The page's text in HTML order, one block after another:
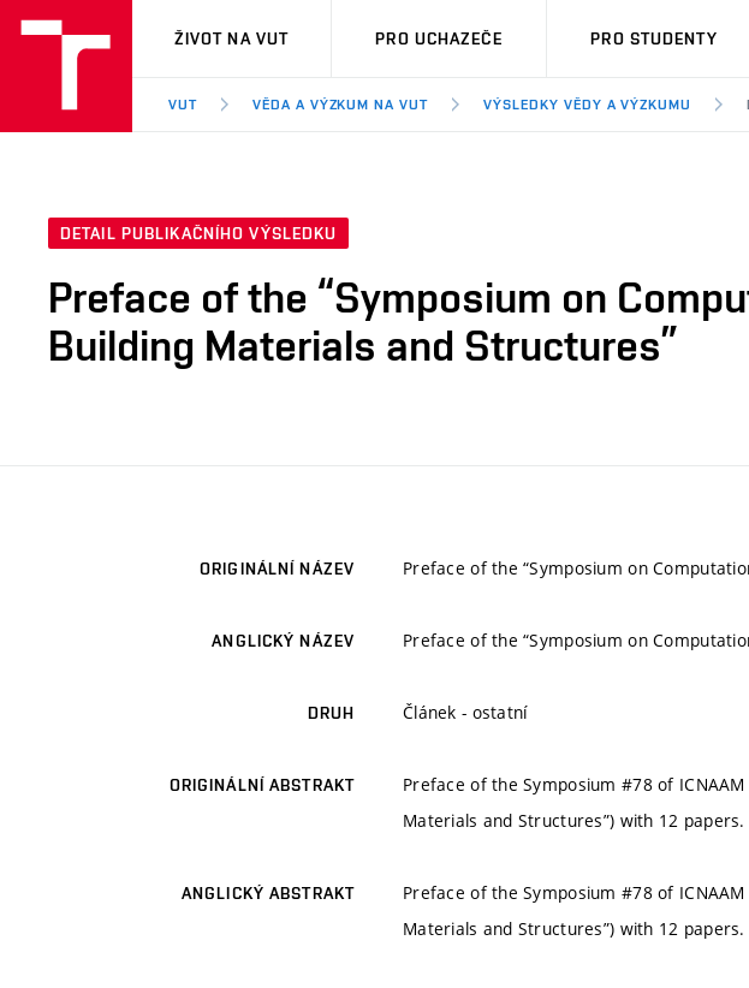
VUT
ŽIVOT NA VUT PRO UCHAZEČE PRO STUDENTY
VUT VĚDA A VÝZKUM NA VUT VÝSLEDKY VĚDY A VÝZKUMU
DETAIL PUBLIKAČNÍHO VÝSLEDKU
Preface of the “Symposium on
Building Materials and Structures”
ORIGINÁLNÍ NÁZEV Preface of the “Symposium on
ANGLICKÝ NÁZEV Preface of the “Symposium on
DRUH Článek - ostatní
ORIGINÁLNÍ ABSTRAKT
Preface of the Symposium #78 of
Materials and Structures”) with 12 papers.
ANGLICKÝ ABSTRAKT
Preface of the Symposium #78 of
Materials and Structures”) with 12 papers.